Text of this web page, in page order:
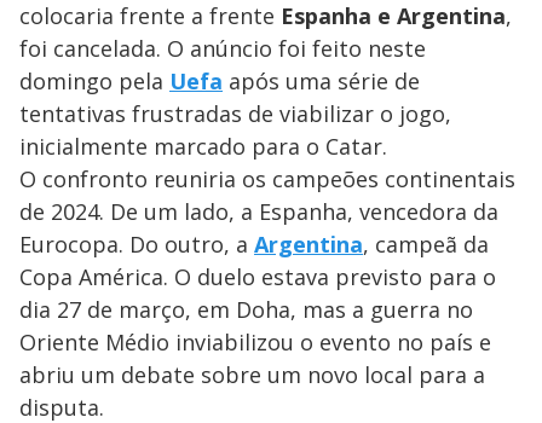
colocaria frente a frente Espanha e Argentina,
foi cancelada. O anúncio foi feito neste
domingo pela Uefa após uma série de
tentativas frustradas de viabilizar o jogo,
inicialmente marcado para o Catar.
O confronto reuniria os campeões continentais
de 2024. De um lado, a Espanha, vencedora da
Eurocopa. Do outro, a Argentina, campeã da
Copa América. O duelo estava previsto para o
dia 27 de março, em Doha, mas a guerra no
Oriente Médio inviabilizou o evento no país e
abriu um debate sobre um novo local para a
disputa.